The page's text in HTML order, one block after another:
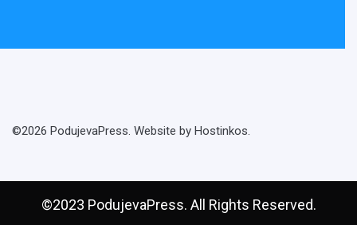
©2026 PodujevaPress. Website by Hostinkos.
©2023 PodujevaPress. All Rights Reserved.